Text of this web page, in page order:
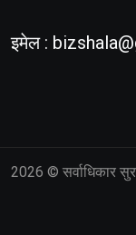
इमेल :
2026 © सर्वाधिकार